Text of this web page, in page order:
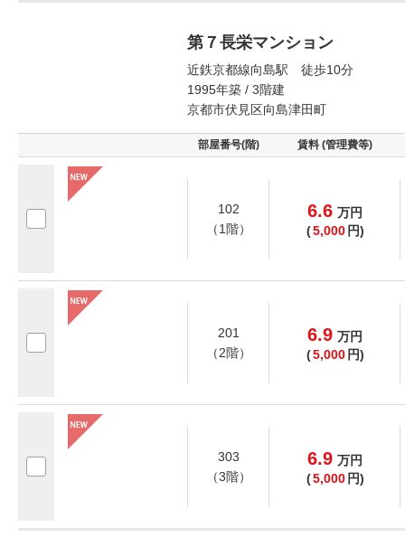
第７長栄マンション
近鉄京都線向島駅 徒歩10分
1995年築 / 3階建
京都市伏見区向島津田町
部屋番号(階) 賃料 (管理費等)
102
（1階）
6.6 万円
(5,000 円)
201
（2階）
6.9 万円
(5,000 円)
303
（3階）
6.9 万円
(5,000 円)